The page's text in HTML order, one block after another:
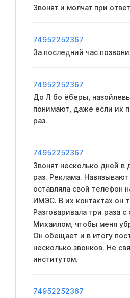
Звонят и молчат при
74952252367
За последний час
74952252367
До Л бо ёберы,
понимают, даже если их
раз.
74952252367
Звонят несколько дней в
раз. Реклама.
оставляла свой телефон
ИМЭС. В их контактах он
Разговаривала три раза
Михаилом, чтобы меня
Он обещает и в итогу
несколько звонков. Не связывайтесь с этим
институтом.
74952252367